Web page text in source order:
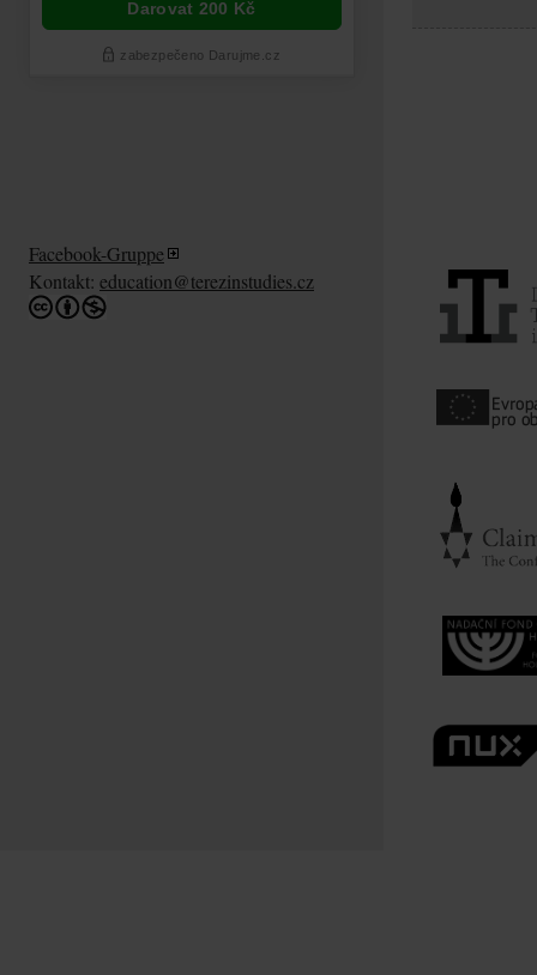
Facebook-Gruppe
Kontakt: education@terezinstudies.cz